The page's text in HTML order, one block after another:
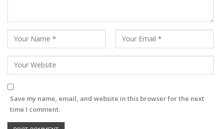
Save my name, email, and website in this browser for the next
time I comment.